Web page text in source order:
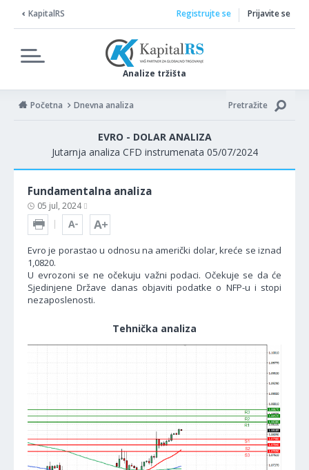
KapitalRS
Analize tržišta
Registrujte se Prijavite se
Početna Dnevna analiza Pretražite
EVRO - DOLAR ANALIZA
Jutarnja analiza CFD instrumenata 05/07/2024
Fundamentalna analiza
05 jul, 2024
Evro je porastao u odnosu na američki dolar, kreće se iznad
1,0820.
U evrozoni se ne očekuju važni podaci. Očekuje se da će
Sjedinjene Države danas objaviti podatke o NFP-u i stopi
nezaposlenosti.
Tehnička analiza